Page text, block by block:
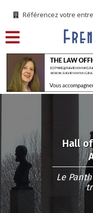
Référencez votre
Hall
Le